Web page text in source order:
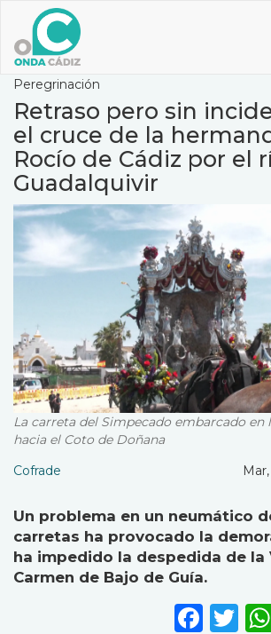
contenido
principal
Peregrinación
Retraso pero sin
el cruce de la
Rocío de Cádiz por el
Guadalquivir
La carreta del Simpecado embarcado en
hacia el Coto de Doñana
Cofrade
Un problema en un neumático
carretas ha provocado la
ha impedido la despedida de la
Carmen de Bajo de Guía.